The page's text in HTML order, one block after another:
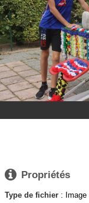
 Propriétés
Type de fichier : Image